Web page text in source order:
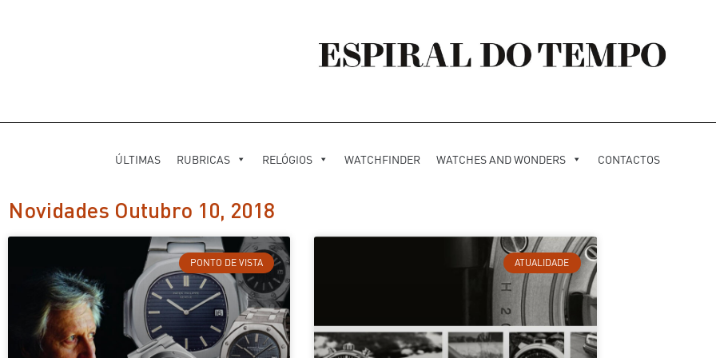
ÚLTIMAS RUBRICAS RELÓGIOS WATCHFINDER WATCHES AND WONDERS CONTACTOS
Novidades Outubro 10, 2018
PONTO DE VISTA ATUALIDADE